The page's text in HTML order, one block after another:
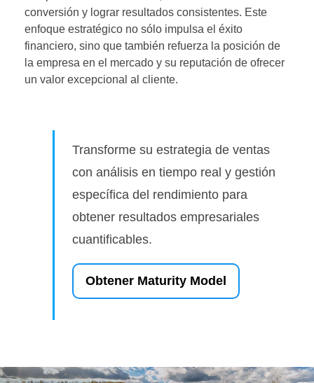
conversión y lograr resultados consistentes. Este
enfoque estratégico no sólo impulsa el éxito
financiero, sino que también refuerza la posición de
la empresa en el mercado y su reputación de ofrecer
un valor excepcional al cliente.
Transforme su estrategia de ventas
con análisis en tiempo real y gestión
específica del rendimiento para
obtener resultados empresariales
cuantificables.
Obtener Maturity Model